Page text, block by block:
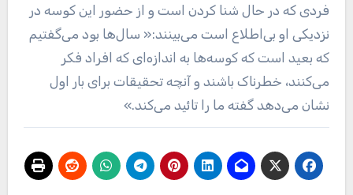
فردی که در حال شنا کردن است و از حضور این کوسه در
نزدیکی او بی‌اطلاع است می‌بینند:« سال‌ها بود می‌گفتیم
که بعید است که کوسه‌ها به اندازه‌ای که افراد فکر
می‌کنند، خطرناک باشند و آنچه تحقیقات برای بار اول
نشان می‌دهد گفته ما را تائید می‌کند.»